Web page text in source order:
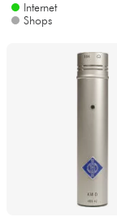
Internet
Shops